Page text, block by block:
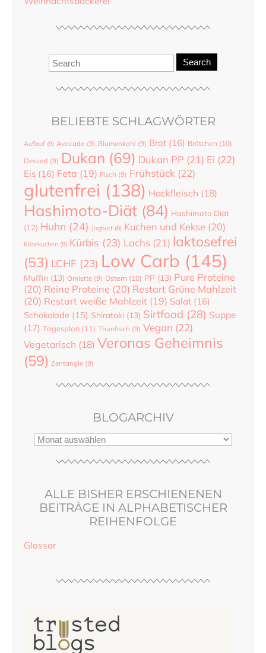
Search
BELIEBTE SCHLAGWÖRTER
Auflauf (8) Avocado (9) Blumenkohl (9) Brot (16) Brötchen (10)
Dessert (9) Dukan (69) Dukan PP (21) Ei (22)
Eis (16) Feta (19) Fisch (9) Frühstück (22)
glutenfrei (138) Hackfleisch (18)
Hashimoto-Diät (84) Hashimoto Diät
(12) Huhn (24) Joghurt (8) Kuchen und Kekse (20)
Käsekuchen (8) Kürbis (23) Lachs (21) laktosefrei
(53) LCHF (23) Low Carb (145)
Muffin (13) Omlette (9) Ostern (10) PP (13) Pure Proteine
(20) Reine Proteine (20) Restart Grüne Mahlzeit
(20) Restart weiße Mahlzeit (19) Salat (16)
Schokolade (15) Shirataki (13) Sirtfood (28) Suppe
(17) Tagesplan (11) Thunfisch (9) Vegan (22)
Vegetarisch (18) Veronas Geheimnis
(59) Zentangle (9)
BLOGARCHIV
ALLE BISHER ERSCHIENENEN
BEITRÄGE IN ALPHABETISCHER
REIHENFOLGE
Glossar